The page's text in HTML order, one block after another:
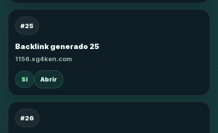
#25
Backlink generado 25
1156.xg4ken.com
SI Abrir
#26